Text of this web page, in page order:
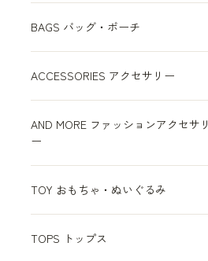
BAGS バッグ・ポーチ
ACCESSORIES アクセサリー
AND MORE ファッションアクセサリ
ー
TOY おもちゃ・ぬいぐるみ
TOPS トップス